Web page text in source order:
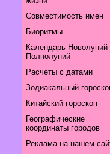
Совместимость имен
Биоритмы
Календарь Новолуний
Полнолуний
Расчеты с датами
Зодиакальный
Китайский гороскоп
Географические
координаты городов
Реклама на нашем